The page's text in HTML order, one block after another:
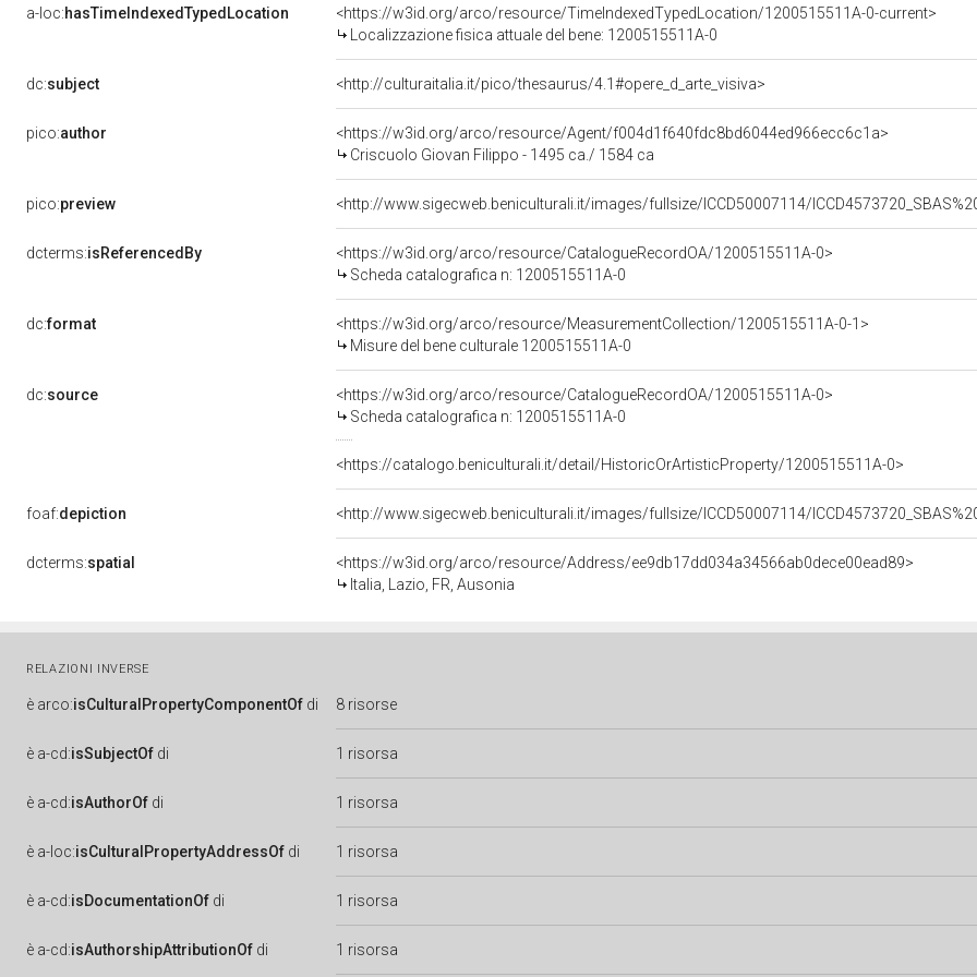
a-loc:hasTimeIndexedTypedLocation
<https://w3id.org/arco/resource/TimeIndexedTypedLocation/1200515511A-0-current>
Localizzazione fisica attuale del bene: 1200515511A-0
dc:subject <http://culturaitalia.it/pico/thesaurus/4.1#opere_d_arte_visiva>
pico:author
<https://w3id.org/arco/resource/Agent/f004d1f640fdc8bd6044ed966ecc6c1a>
Criscuolo Giovan Filippo - 1495 ca./ 1584 ca
pico:preview <http://www.sigecweb.beniculturali.it/images/fullsize/ICCD50007114/
dcterms:isReferencedBy
<https://w3id.org/arco/resource/CatalogueRecordOA/1200515511A-0>
Scheda catalografica n: 1200515511A-0
dc:format
<https://w3id.org/arco/resource/MeasurementCollection/1200515511A-0-1>
Misure del bene culturale 1200515511A-0
dc:source
<https://w3id.org/arco/resource/CatalogueRecordOA/1200515511A-0>
Scheda catalografica n: 1200515511A-0
<https://catalogo.beniculturali.it/detail/HistoricOrArtisticProperty/1200515511A-0>
foaf:depiction <http://www.sigecweb.beniculturali.it/images/fullsize/ICCD50007114/
dcterms:spatial
<https://w3id.org/arco/resource/Address/ee9db17dd034a34566ab0dece00ead89>
Italia, Lazio, FR, Ausonia
RELAZIONI INVERSE
è arco:isCulturalPropertyComponentOf di 8 risorse
è a-cd:isSubjectOf di 1 risorsa
è a-cd:isAuthorOf di 1 risorsa
è a-loc:isCulturalPropertyAddressOf di 1 risorsa
è a-cd:isDocumentationOf di 1 risorsa
è a-cd:isAuthorshipAttributionOf di 1 risorsa